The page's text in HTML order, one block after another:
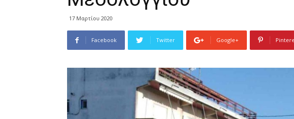
17 Μαρτίου 2020
Facebook Twitter Google+